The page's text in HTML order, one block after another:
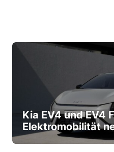
Kia EV4 und EV4
Elektromobilität